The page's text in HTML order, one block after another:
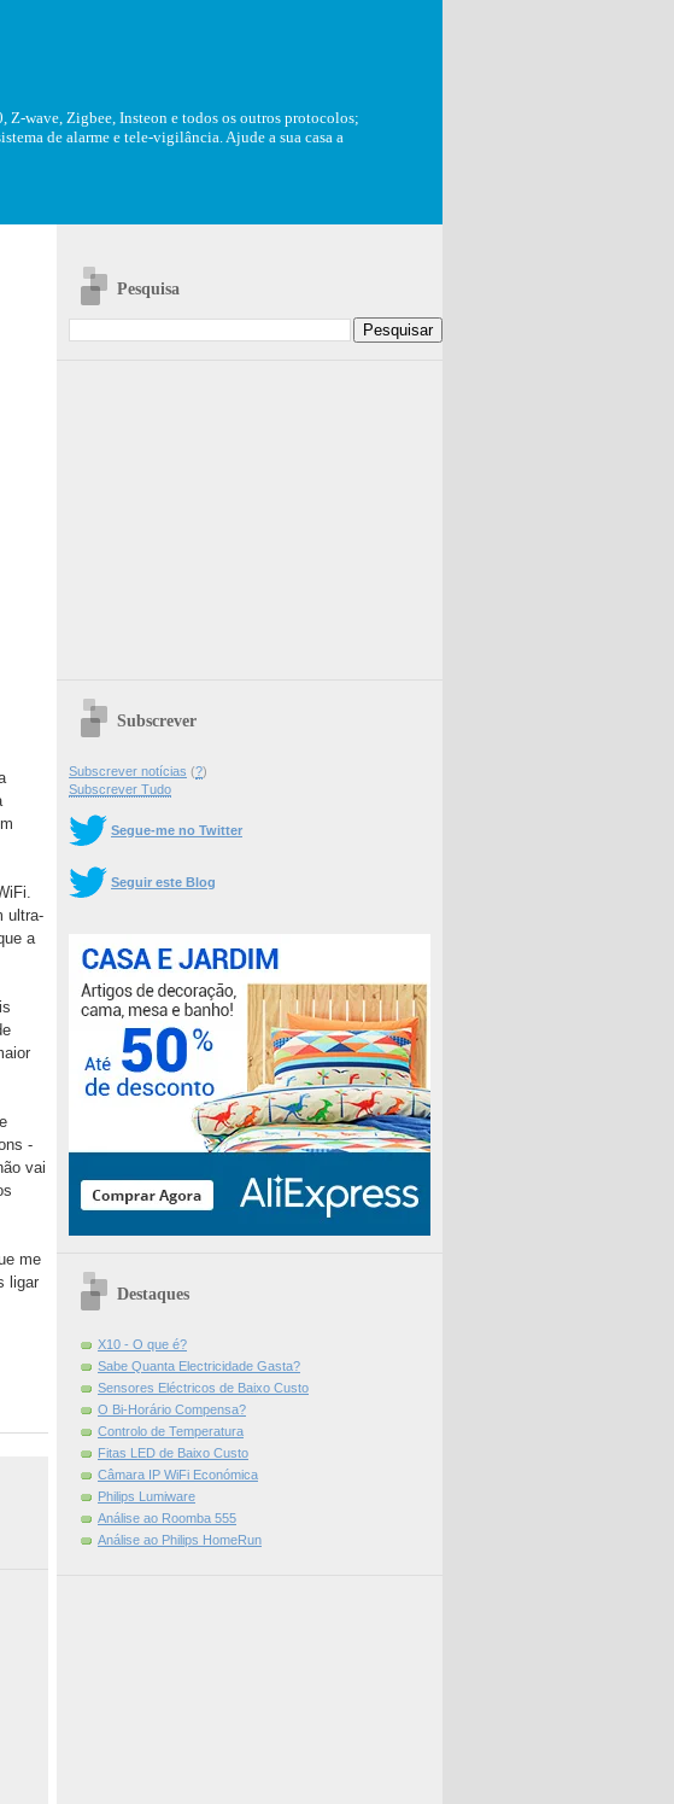
Z-wave, Zigbee, Insteon e todos os outros protocolos;
de alarme e tele-vigilância. Ajude a sua casa a
ultra-
a
-
vai
me
ligar
Pesquisa
Subscrever
Subscrever notícias (?)
Subscrever Tudo
Segue-me no Twitter
Seguir este Blog
Destaques
X10 - O que é?
Sabe Quanta Electricidade Gasta?
Sensores Eléctricos de Baixo Custo
O Bi-Horário Compensa?
Controlo de Temperatura
Fitas LED de Baixo Custo
Câmara IP WiFi Económica
Philips Lumiware
Análise ao Roomba 555
Análise ao Philips HomeRun